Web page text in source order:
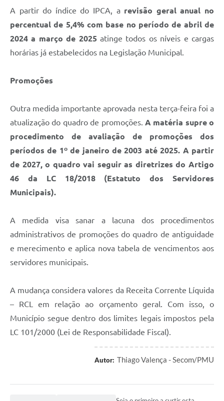
A partir do índice do IPCA, a revisão geral anual no
percentual de 5,4% com base no período de abril de
2024 a março de 2025 atinge todos os níveis e cargas
horárias já estabelecidos na Legislação Municipal.
Promoções
Outra medida importante aprovada nesta terça-feira foi a
atualização do quadro de promoções. A matéria supre o
procedimento de avaliação de promoções dos
períodos de 1º de janeiro de 2003 até 2025. A partir
de 2027, o quadro vai seguir as diretrizes do Artigo
46 da LC 18/2018 (Estatuto dos Servidores
Municipais).
A medida visa sanar a lacuna dos procedimentos
administrativos de promoções do quadro de antiguidade
e merecimento e aplica nova tabela de vencimentos aos
servidores municipais.
A mudança considera valores da Receita Corrente Líquida
– RCL em relação ao orçamento geral. Com isso, o
Município segue dentro dos limites legais impostos pela
LC 101/2000 (Lei de Responsabilidade Fiscal).
Autor: Thiago Valença - Secom/PMU